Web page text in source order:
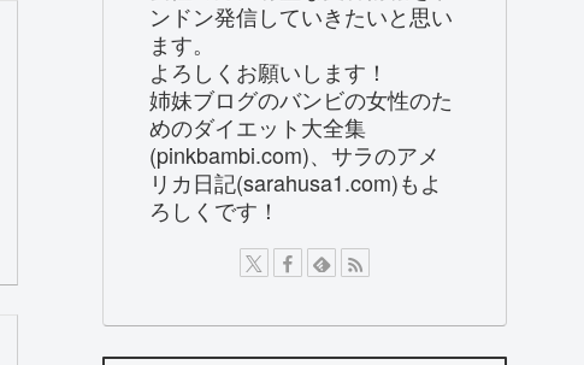
ンドン発信していきたいと思い
ます。
よろしくお願いします！
姉妹ブログのバンビの女性のた
めのダイエット大全集
(pinkbambi.com)、サラのアメ
リカ日記(sarahusa1.com)もよ
ろしくです！